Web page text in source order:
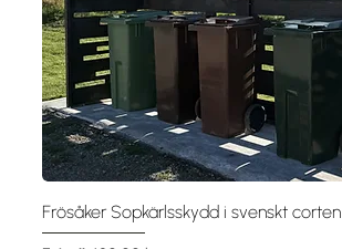
Frösåker Sopkärlsskydd i svenskt corten